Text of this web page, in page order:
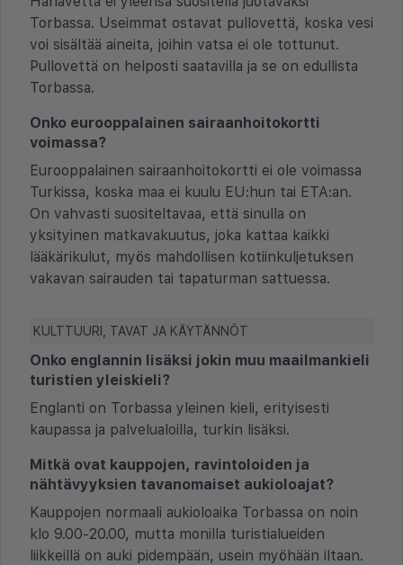
Torbassa. Useimmat ostavat pullovettä, koska vesi
voi sisältää aineita, joihin vatsa ei ole tottunut.
Pullovettä on helposti saatavilla ja se on edullista
Torbassa.
Onko eurooppalainen sairaanhoitokortti
voimassa?
Eurooppalainen sairaanhoitokortti ei ole voimassa
Turkissa, koska maa ei kuulu EU:hun tai ETA:an.
On vahvasti suositeltavaa, että sinulla on
yksityinen matkavakuutus, joka kattaa kaikki
lääkärikulut, myös mahdollisen kotiinkuljetuksen
vakavan sairauden tai tapaturman sattuessa.
KULTTUURI, TAVAT JA KÄYTÄNNÖT
Onko englannin lisäksi jokin muu maailmankieli
turistien yleiskieli?
Englanti on Torbassa yleinen kieli, erityisesti
kaupassa ja palvelualoilla, turkin lisäksi.
Mitkä ovat kauppojen, ravintoloiden ja
nähtävyyksien tavanomaiset aukioloajat?
Kauppojen normaali aukioloaika Torbassa on noin
klo 9.00-20.00, mutta monilla turistialueiden
liikkeillä on auki pidempään, usein myöhään iltaan.